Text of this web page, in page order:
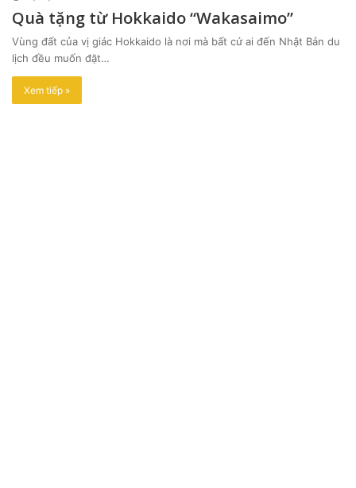
Quà tặng từ Hokkaido “Wakasaimo”
Vùng đất của vị giác Hokkaido là nơi mà bất cứ ai đến Nhật Bản du
lịch đều muốn đặt…
Xem tiếp »